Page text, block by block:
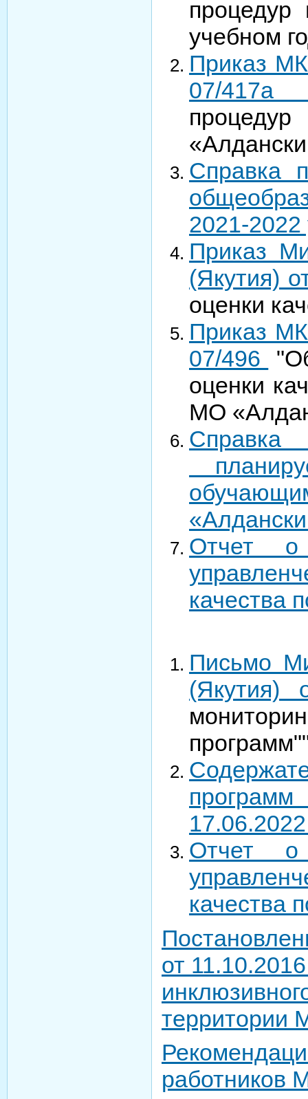
процедур
учебном
Приказ
07/
Справка
2021-2022
Приказ
(Якутия)
оценки
Приказ
07/496
оценки
МО
Справка
Отчет о
качества
Письмо
17.06.2022
Отчет о
качества
от
территории
работников